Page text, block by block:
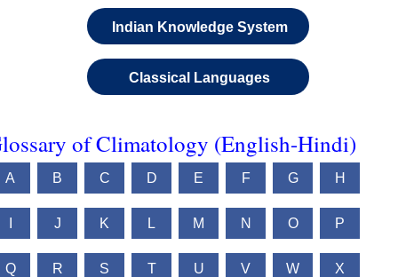
Indian Knowledge System
Classical Languages
of Climatology (English-Hindi)
A B C D E F G H
J K L M N O P
Q R S T U V W X